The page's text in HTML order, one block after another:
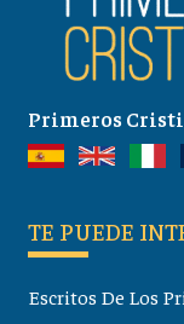
Primeros
TE PUEDE
Escritos De Los